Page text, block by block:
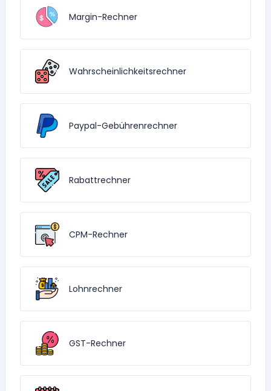
Margin-Rechner
Wahrscheinlichkeitsrechner
Paypal-Gebührenrechner
Rabattrechner
CPM-Rechner
Lohnrechner
GST-Rechner